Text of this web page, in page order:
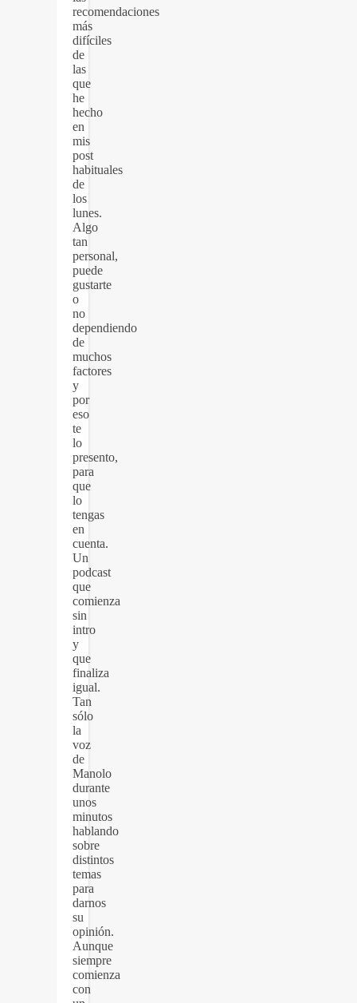
recomendaciones
más
difíciles
de
las
que
he
hecho
en
mis
post
habituales
de
los
lunes.
Algo
tan
personal,
puede
gustarte
o
no
dependiendo
de
muchos
factores
y
por
eso
te
lo
presento,
para
que
lo
tengas
en
cuenta.
Un
podcast
que
comienza
sin
intro
y
que
finaliza
igual.
Tan
sólo
la
voz
de
Manolo
durante
unos
minutos
hablando
sobre
distintos
temas
para
darnos
su
opinión.
Aunque
siempre
comienza
con